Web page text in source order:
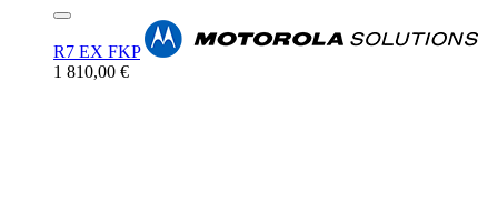
R7 EX FKP
1 810,00 €